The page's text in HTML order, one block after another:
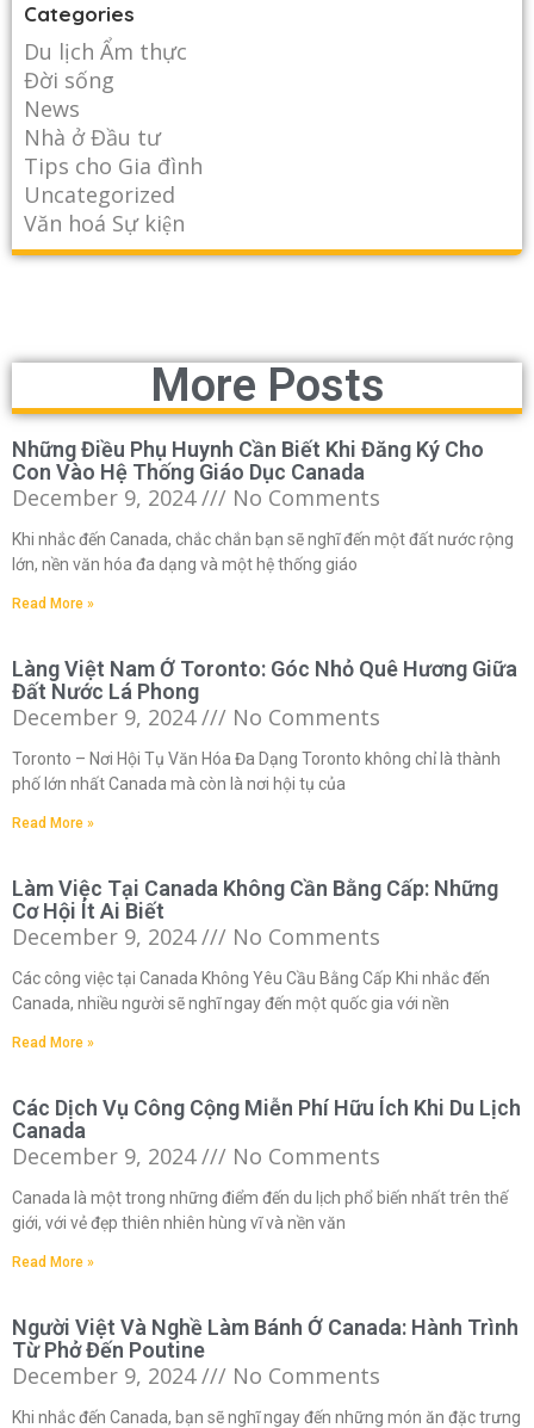
Categories
Du lịch Ẩm thực
Đời sống
News
Nhà ở Đầu tư
Tips cho Gia đình
Uncategorized
Văn hoá Sự kiện
More Posts
Những Điều Phụ Huynh Cần Biết Khi Đăng Ký Cho
Con Vào Hệ Thống Giáo Dục Canada
December 9, 2024 No Comments
Khi nhắc đến Canada, chắc chắn bạn sẽ nghĩ đến một đất nước rộng
lớn, nền văn hóa đa dạng và một hệ thống giáo
Read More »
Làng Việt Nam Ở Toronto: Góc Nhỏ Quê Hương Giữa
Đất Nước Lá Phong
December 9, 2024 No Comments
Toronto – Nơi Hội Tụ Văn Hóa Đa Dạng Toronto không chỉ là thành
phố lớn nhất Canada mà còn là nơi hội tụ của
Read More »
Làm Việc Tại Canada Không Cần Bằng Cấp: Những
Cơ Hội Ít Ai Biết
December 9, 2024 No Comments
Các công việc tại Canada Không Yêu Cầu Bằng Cấp Khi nhắc đến
Canada, nhiều người sẽ nghĩ ngay đến một quốc gia với nền
Read More »
Các Dịch Vụ Công Cộng Miễn Phí Hữu Ích Khi Du Lịch
Canada
December 9, 2024 No Comments
Canada là một trong những điểm đến du lịch phổ biến nhất trên thế
giới, với vẻ đẹp thiên nhiên hùng vĩ và nền văn
Read More »
Người Việt Và Nghề Làm Bánh Ở Canada: Hành Trình
Từ Phở Đến Poutine
December 9, 2024 No Comments
Khi nhắc đến Canada, bạn sẽ nghĩ ngay đến những món ăn đặc trưng